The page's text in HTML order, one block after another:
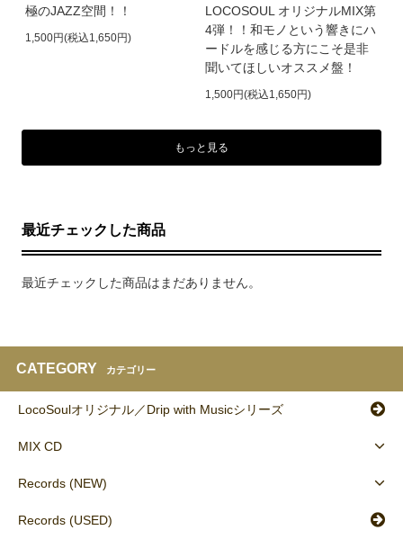
極のJAZZ空間！！
1,500円(税込1,650円)
LOCOSOUL オリジナルMIX第
4弾！！和モノという響きにハ
ードルを感じる方にこそ是非
聞いてほしいオススメ盤！
1,500円(税込1,650円)
もっと見る
最近チェックした商品
最近チェックした商品はまだありません。
CATEGORY カテゴリー
LocoSoulオリジナル／Drip with Musicシリーズ
MIX CD
Records (NEW)
Records (USED)